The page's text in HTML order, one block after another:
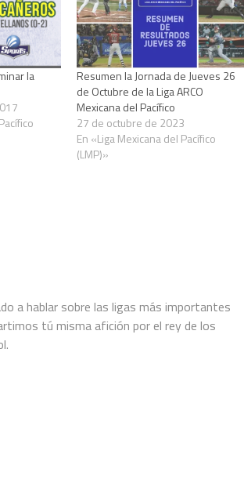
la
Resumen la Jornada de Jueves 26
de Octubre de la Liga ARCO
Mexicana del Pacífico
27 de octubre de 2023
En «Liga Mexicana del Pacífico
(LMP)»
a hablar sobre las ligas más importantes
tú misma afición por el rey de los